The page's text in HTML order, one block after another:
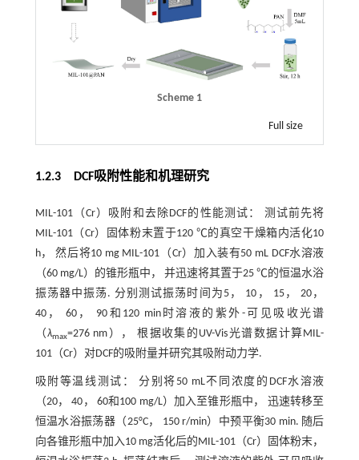
Scheme 1
Full size
1.2.3 DCF吸附性能和机理研究
MIL-101（Cr）吸附和去除DCF的性能测试： 测试前先将
MIL-101（Cr）固体粉末置于120 ℃的真空干燥箱内活化10
h， 然后将10 mg MIL-101（Cr）加入装有50 mL DCF水溶液
（60 mg/L）的锥形瓶中， 并迅速将其置于25 ℃的恒温水浴
振荡器中振荡. 分别测试振荡时间为5， 10， 15， 20，
40， 60， 90和120 min时溶液的紫外-可见吸收光谱
（λmax=276 nm）， 根据收集的UV-Vis光谱数据计算MIL-
101（Cr）对DCF的吸附量并研究其吸附动力学.
吸附等温线测试： 分别将50 mL不同浓度的DCF水溶液
（20， 40， 60和100 mg/L）加入至锥形瓶中， 迅速转移至
恒温水浴振荡器（25°C， 150 r/min）中预平衡30 min. 随后
向各锥形瓶中加入10 mg活化后的MIL-101（Cr）固体粉末，